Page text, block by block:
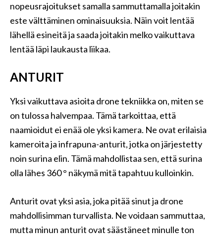
nopeusrajoitukset samalla sammuttamalla joitakin
este välttäminen ominaisuuksia. Näin voit lentää
lähellä esineitä ja saada joitakin melko vaikuttava
lentää läpi laukausta liikaa.
ANTURIT
Yksi vaikuttava asioita drone tekniikka on, miten se
on tulossa halvempaa. Tämä tarkoittaa, että
naamioidut ei enää ole yksi kamera. Ne ovat erilaisia ​​
kameroita ja infrapuna-anturit, jotka on järjestetty
noin surina elin. Tämä mahdollistaa sen, että surina
olla lähes 360 ° näkymä mitä tapahtuu kulloinkin.
Anturit ovat yksi asia, joka pitää sinut ja drone
mahdollisimman turvallista. Ne voidaan sammuttaa,
mutta minun anturit ovat säästäneet minulle ton